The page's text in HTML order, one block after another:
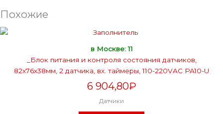
Похожие
в Москве: 11
_Блок питания и контроля состояния датчиков,
82х76х38мм, 2 датчика, вх. таймеры, 110-220VAC PA10-U
6 904,80₽
Датчики